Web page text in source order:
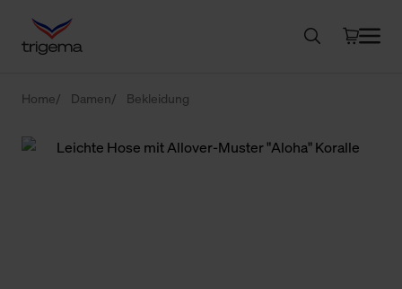
Home Damen Bekleidung